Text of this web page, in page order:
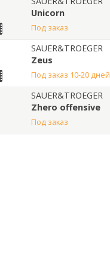
Unicorn
под заказ
SAUER&TROEGER
Zeus
под заказ 10-20 дней
SAUER&TROEGER
Zhero offensive
под заказ